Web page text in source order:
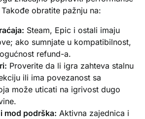
obratite pažnju na:
Steam, Epic i ostali imaju
ako sumnjate u kompatibilnost,
refund-a.
Proverite da li igra zahteva stalnu
ili ima povezanost sa
može uticati na igrivost dugo
mod podrška: Aktivna zajednica i